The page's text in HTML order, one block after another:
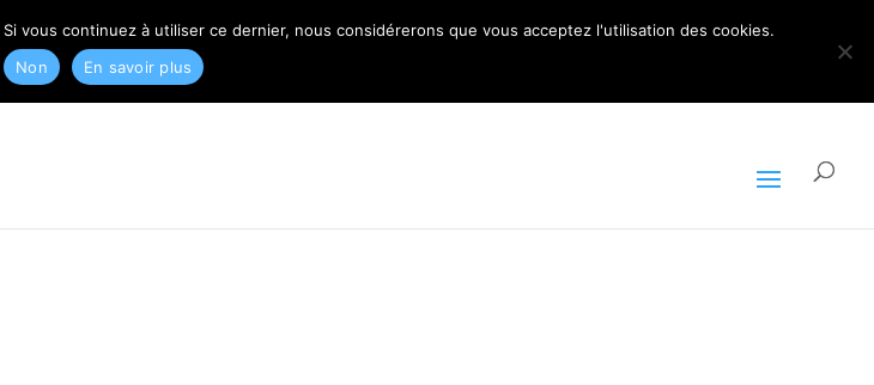
ARTICLES 0
vous continuez à utiliser ce dernier, nous considérerons que vous acceptez l'utilisation des cookies.
Non En savoir plus